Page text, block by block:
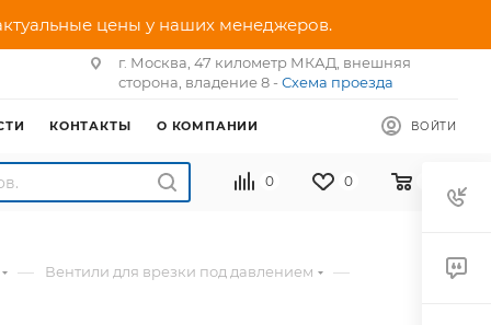
цены у наших менеджеров.
г. Москва, 47 километр МКАД, внешняя
сторона, владение 8 - Схема проезда
ВОЙТИ
КОНТАКТЫ О КОМПАНИИ
0 0
— Вентили для врезки под давлением —